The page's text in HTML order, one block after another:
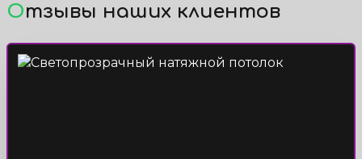
Отзывы наших клиентов